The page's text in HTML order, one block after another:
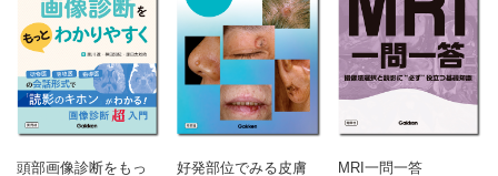
頭部画像診断をもっ 好発部位でみる皮膚 MRI一問一答